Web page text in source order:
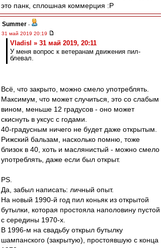
это панк, сплошная коммерция :P
Summer -
31 май 2019 20:19
Vladisl » 31 май 2019, 20:11
У меня вопрос к ветеранам движения пил-
блевал.
Всё, что закрыто, можно смело употреблять.
Максимум, что может случиться, это со слабым
вином, меньше 12 градусов - оно может
скиснуть в уксус с годами.
40-градусным ничего не будет даже открытым.
Рижский бальзам, насколько помню, тоже
близок в 40, хоть и маслянистый - можно смело
употреблять, даже если был открыт.
PS.
Да, забыл написать: личный опыт.
На новый 1990-й год пил коньяк из открытой
бутылки, которая простояла наполовину пустой
с середины 1970-х.
В 1996-м на свадьбу открыл бутылку
шампанского (закрытую), простоявшую с конца